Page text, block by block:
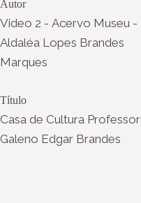
Autor
Video 2 - Acervo Museu -
Aldaléa Lopes Brandes
Marques
Título
Casa de Cultura Professor
Galeno Edgar Brandes